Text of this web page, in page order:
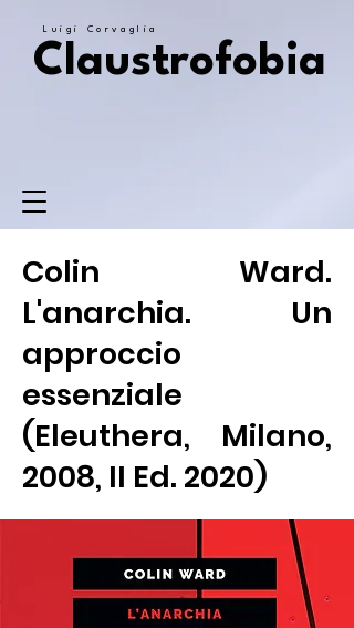
Luigi Corvaglia
Claustrofobia
Colin Ward.
L'anarchia. Un
approccio
essenziale
(Eleuthera, Milano,
2008, II Ed. 2020)